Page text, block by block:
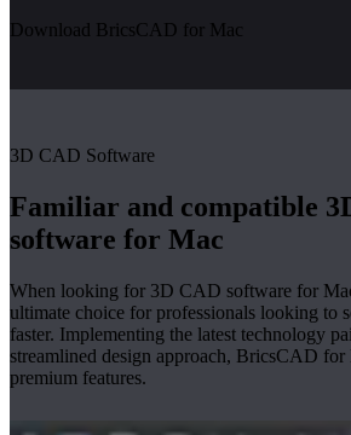
Download BricsCAD for Mac
3D CAD Software
Familiar and compatible
software for Mac
When looking for 3D CAD software for
ultimate choice for professionals looking to
faster. Implementing the latest technology
streamlined design approach, BricsCAD
premium features.